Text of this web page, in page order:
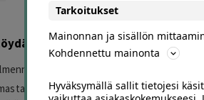
uniikki bisnesideasi 5 päivässä
39 € (arvo 147 €)
bisneksestä, mutta et ole vielä
Tarkoitukset
Mainonnan ja sisällön
Kohdennettu mainonta
Hyväksymällä sallit tietojesi